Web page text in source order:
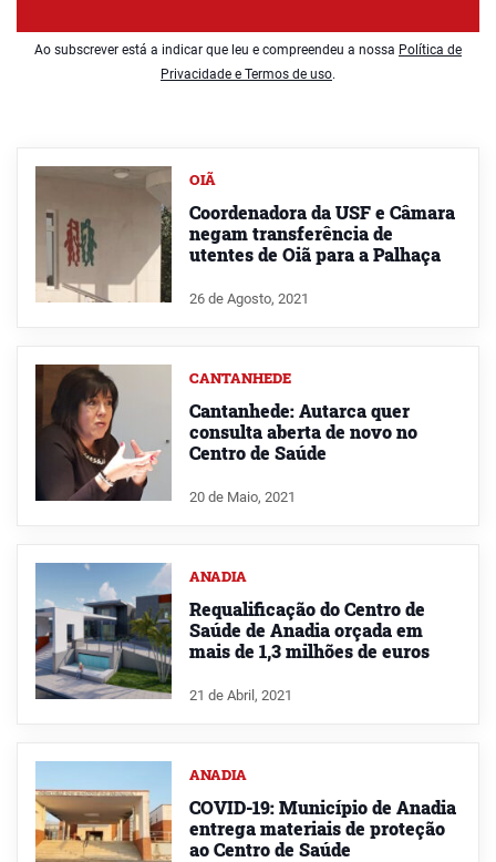
Ao subscrever está a indicar que leu e compreendeu a nossa Política de
Privacidade e Termos de uso.
OIÃ
Coordenadora da USF e Câmara
negam transferência de
utentes de Oiã para a Palhaça
26 de Agosto, 2021
CANTANHEDE
Cantanhede: Autarca quer
consulta aberta de novo no
Centro de Saúde
20 de Maio, 2021
ANADIA
Requalificação do Centro de
Saúde de Anadia orçada em
mais de 1,3 milhões de euros
21 de Abril, 2021
ANADIA
COVID-19: Município de Anadia
entrega materiais de proteção
ao Centro de Saúde